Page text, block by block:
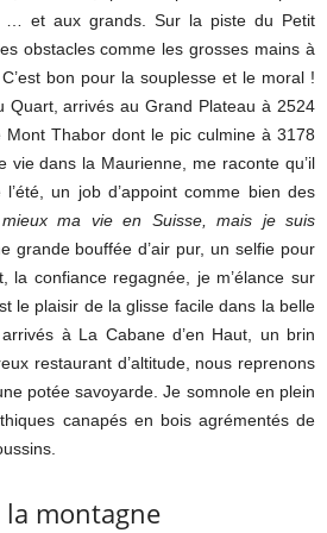
… et aux grands. Sur la piste du Petit
obstacles comme les grosses mains à
bon pour la souplesse et le moral !
Quart, arrivés au Grand Plateau à 2524
Mont Thabor dont le pic culmine à 3178
vie dans la Maurienne, me raconte qu’il
un job d’appoint comme bien des
ma vie en Suisse, mais je suis
grande bouffée d’air pur, un selfie pour
la confiance regagnée, je m’élance sur
le plaisir de la glisse facile dans la belle
à La Cabane d’en Haut, un brin
restaurant d’altitude, nous reprenons
potée savoyarde. Je somnole en plein
canapés en bois agrémentés de
la montagne